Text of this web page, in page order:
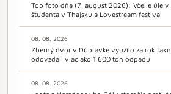
Top foto dňa (7. august 2026): Včelie úle v
študenta v Thajsku a Lovestream festival
08. 08. 2026
Zberný dvor v Dúbravke využilo za rok
odovzdali viac ako 1 600 ton odpadu
08. 08. 2026